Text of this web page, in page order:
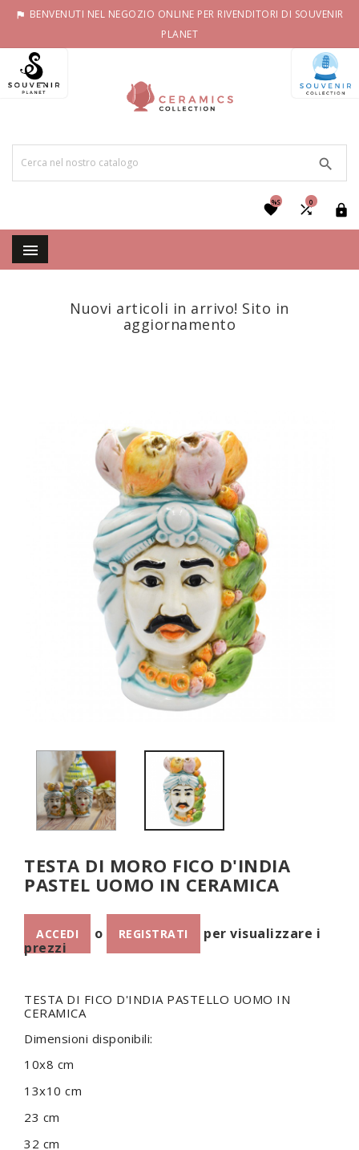

BENVENUTI NEL NEGOZIO ONLINE PER RIVENDITORI DI SOUVENIR
PLANET



0

%S

Nuovi articoli in arrivo! Sito in
aggiornamento
TESTA DI MORO FICO D'INDIA
PASTEL UOMO IN CERAMICA
ACCEDI o REGISTRATI
per visualizzare i
prezzi
TESTA DI FICO D'INDIA PASTELLO UOMO IN
CERAMICA
Dimensioni disponibili:
10x8 cm
13x10 cm
23 cm
32 cm